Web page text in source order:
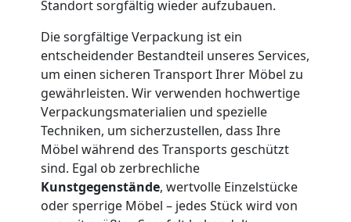
Standort sorgfältig wieder aufzubauen.
Die sorgfältige Verpackung ist ein
entscheidender Bestandteil unseres Services,
um einen sicheren Transport Ihrer Möbel zu
gewährleisten. Wir verwenden hochwertige
Verpackungsmaterialien und spezielle
Techniken, um sicherzustellen, dass Ihre
Möbel während des Transports geschützt
sind. Egal ob zerbrechliche
Kunstgegenstände, wertvolle Einzelstücke
oder sperrige Möbel – jedes Stück wird von
Lagerung
Leonding
Full-
Service-
Umzug